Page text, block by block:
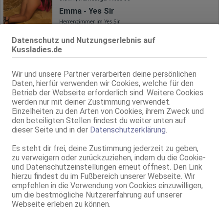
Datenschutz und Nutzungserlebnis auf
Kussladies.de
Wir und unsere Partner verarbeiten deine persönlichen
Daten, hierfür verwenden wir Cookies, welche für den
Betrieb der Webseite erforderlich sind. Weitere Cookies
werden nur mit deiner Zustimmung verwendet.
Einzelheiten zu den Arten von Cookies, ihrem Zweck und
den beteiligten Stellen findest du weiter unten auf
dieser Seite und in der Datenschutzerklärung
Es steht dir frei, deine Zustimmung jederzeit zu geben,
zu verweigern oder zurückzuziehen, indem du die Cookie-
und Datenschutzeinstellungen erneut öffnest. Den Link
hierzu findest du im Fußbereich unserer Webseite. Wir
empfehlen in die Verwendung von Cookies einzuwilligen,
um die bestmögliche Nutzererfahrung auf unserer
Webseite erleben zu können.
Emma - Yes Sir
Herrenzimmer im Yes Sir
Hannover
Natalia - Yes Sir
Herrenzimmer im Yes Sir
ZK, AV, 69, GF6, NSa, NSp, Franz b. Ihr
Hannover
1.1km, Scholvinstr. 2
TS Monica Evans
Eros Center
ZK, AV, 69, GF6, DT, NSa, NSp
Hannover
1.1km, Scholvinstr. 2